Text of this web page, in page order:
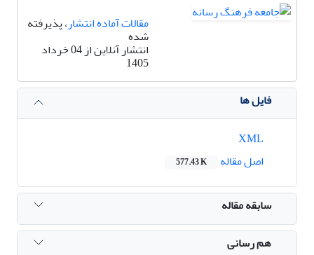
مقالات آماده انتشار، پذیرفته
شده
انتشار آنلاین از 04 خرداد
1405
فایل ها
اصل مقاله
577.43 K
سابقه مقاله
هم رسانی